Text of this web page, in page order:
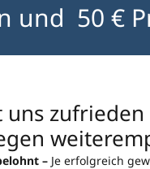
und 50 €
uns
– Je erfolgreich